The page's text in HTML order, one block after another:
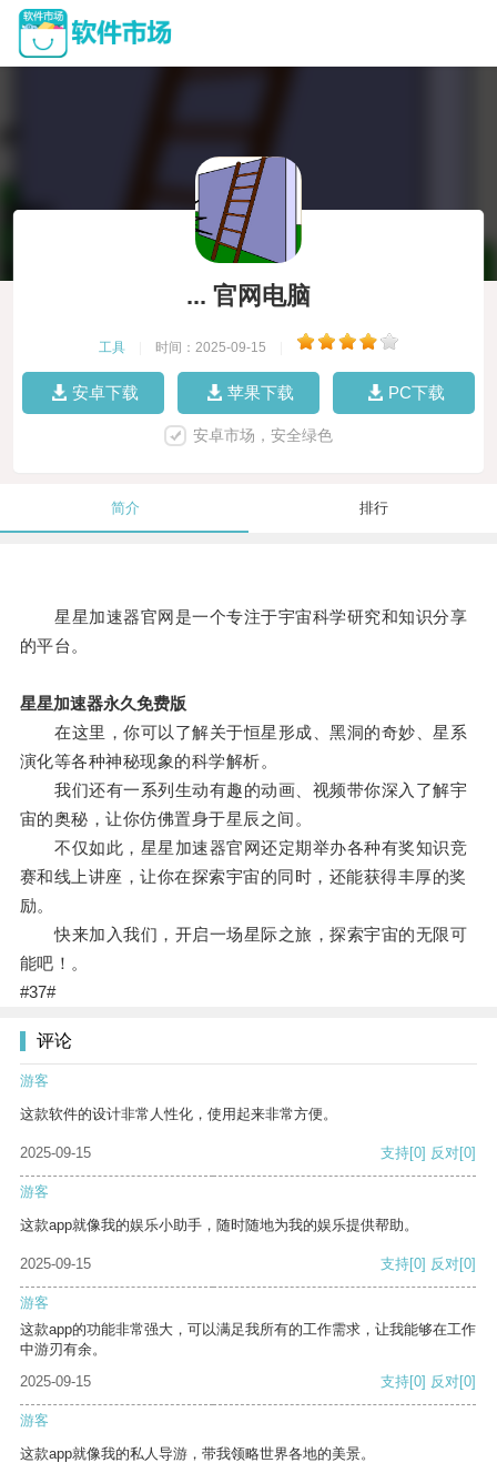
... 官网电脑
工具 时间：2025-09-15
安卓下载 苹果下载 PC下载
安卓市场，安全绿色
简介 排行
星星加速器官网是一个专注于宇宙科学研究和知识分享
的平台。
星星加速器永久免费版
在这里，你可以了解关于恒星形成、黑洞的奇妙、星系
演化等各种神秘现象的科学解析。
我们还有一系列生动有趣的动画、视频带你深入了解宇
宙的奥秘，让你仿佛置身于星辰之间。
不仅如此，星星加速器官网还定期举办各种有奖知识竞
赛和线上讲座，让你在探索宇宙的同时，还能获得丰厚的奖
励。
快来加入我们，开启一场星际之旅，探索宇宙的无限可
能吧！。
#37#
评论
游客
这款软件的设计非常人性化，使用起来非常方便。
2025-09-15 支持[0] 反对[0]
游客
这款app就像我的娱乐小助手，随时随地为我的娱乐提供帮助。
2025-09-15 支持[0] 反对[0]
游客
这款app的功能非常强大，可以满足我所有的工作需求，让我能够在工作
中游刃有余。
2025-09-15
支持[0] 反对[0]
游客
这款app就像我的私人导游，带我领略世界各地的美景。